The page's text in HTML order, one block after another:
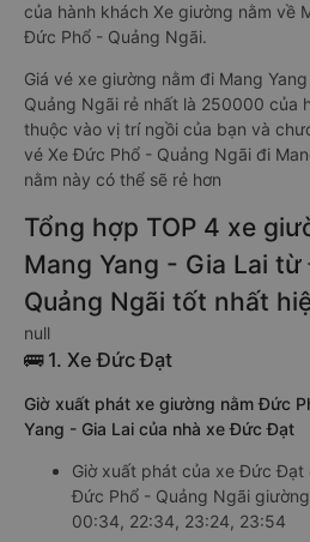
của hành khách Xe giường nằm về
Đức Phổ - Quảng Ngãi.
Giá vé xe giường nằm đi Mang
Quảng Ngãi rẻ nhất là 250000 của
thuộc vào vị trí ngồi của bạn và
vé Xe Đức Phổ - Quảng Ngãi đi
nằm này có thể sẽ rẻ hơn
Tổng hợp TOP 4 xe
Mang Yang - Gia Lai
Quảng Ngãi tốt nhất
null
🚌 1. Xe Đức Đạt
Giờ xuất phát xe giường nằm Đức
Yang - Gia Lai của nhà xe Đức Đạt
Giờ xuất phát của xe Đức Đạt
Đức Phổ - Quảng Ngãi
00:34, 22:34, 23:24, 23:54